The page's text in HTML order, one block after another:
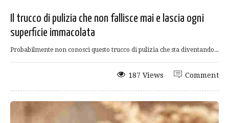
Il trucco di pulizia che non fallisce mai e lascia ogni
superficie immacolata
Probabilmente non conosci questo trucco di pulizia che sta diventando...
Comment
187 Views